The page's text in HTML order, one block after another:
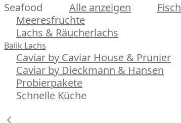
Seafood Alle anzeigen
Fisch
Meeresfrüchte
Lachs & Räucherlachs
Balik Lachs
Caviar by Caviar House & Prunier
Caviar by Dieckmann & Hansen
Probierpakete
Schnelle Küche